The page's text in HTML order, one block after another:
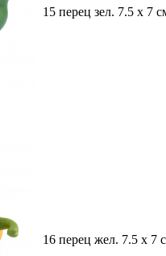
15 перец зел. 7.5 х 7
16 перец жел. 7.5 х 7